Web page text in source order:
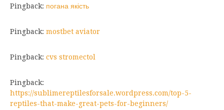
Pingback: погана якість
Pingback: mostbet aviator
Pingback: cvs stromectol
Pingback:
https://sublimereptilesforsale.wordpress.com/top-5-
reptiles-that-make-great-pets-for-beginners/